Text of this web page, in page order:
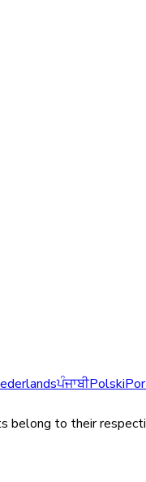
ਪੰਜਾਬੀPolski
belong to their